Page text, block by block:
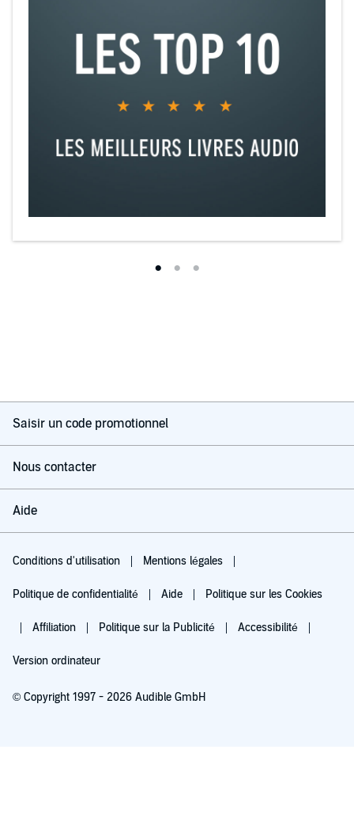
Saisir un code promotionnel
Nous contacter
Aide
Conditions d'utilisation Mentions légales
Politique de confidentialité Aide Politique sur les Cookies
Affiliation Politique sur la Publicité Accessibilité
Version ordinateur
© Copyright 1997 - 2026 Audible GmbH